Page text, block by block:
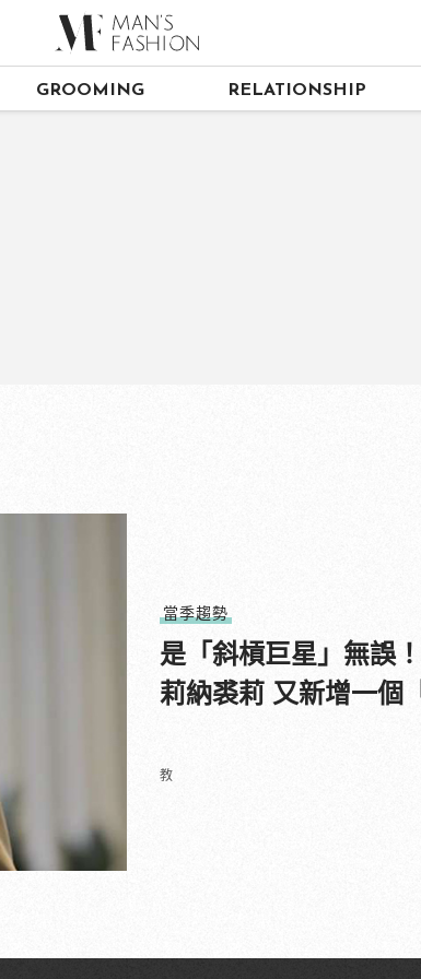
GROOMING RELATIONSHIP
當季趨勢
是「斜槓巨星」無誤
莉納裘莉 又新增一個
教